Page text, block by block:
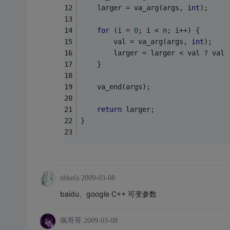
	larger = va_arg(args,
int);
for (i = 0; i < n; i++) {
		val = va_arg(args,
int);
larger = larger < val ? val
	}
	va_end(args);
return larger;
}
zhkefa 2009-03-08
baidu、google C++ 可变参数
疯哥哥 2009-03-08